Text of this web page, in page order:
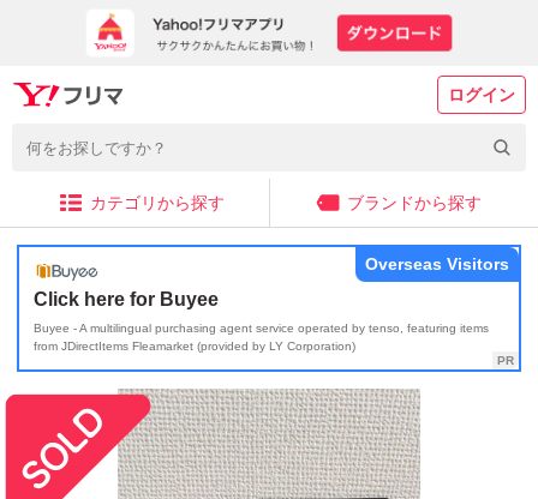
ログイン
カテゴリから探す ブランドから探す
Click here for Buyee
Buyee - A multilingual purchasing agent service operated by tenso, featuring items
from JDirectItems Fleamarket (provided by LY Corporation)
Overseas Visitors